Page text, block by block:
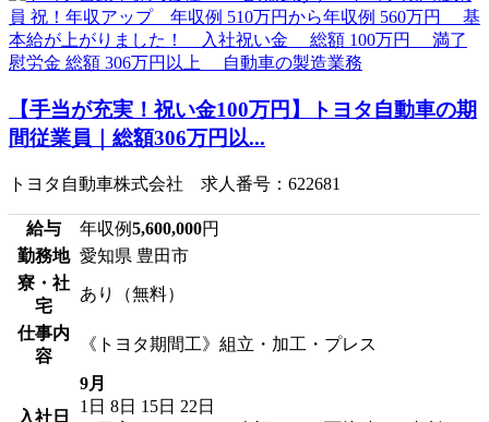
【手当が充実！祝い金100万円】トヨタ自動車の期
間従業員｜総額306万円以...
トヨタ自動車株式会社 求人番号：622681
給与 年収例5,600,000円
勤務地 愛知県 豊田市
寮・社
宅
あり（無料）
仕事内
容
《トヨタ期間工》組立・加工・プレス
入社日
9月
1日 8日 15日 22日